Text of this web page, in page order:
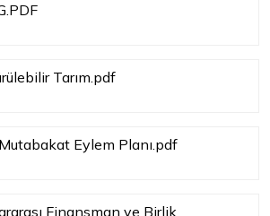
Tarım.pdf
Eylem Planı.pdf
Finansman ve Birlik